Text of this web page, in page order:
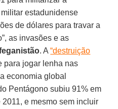
estadunidense
de dólares para travar a
as invasões e as
. A“destruição
para jogar lenha nas
economia global
Pentágono subiu 91% em
e mesmo sem incluir